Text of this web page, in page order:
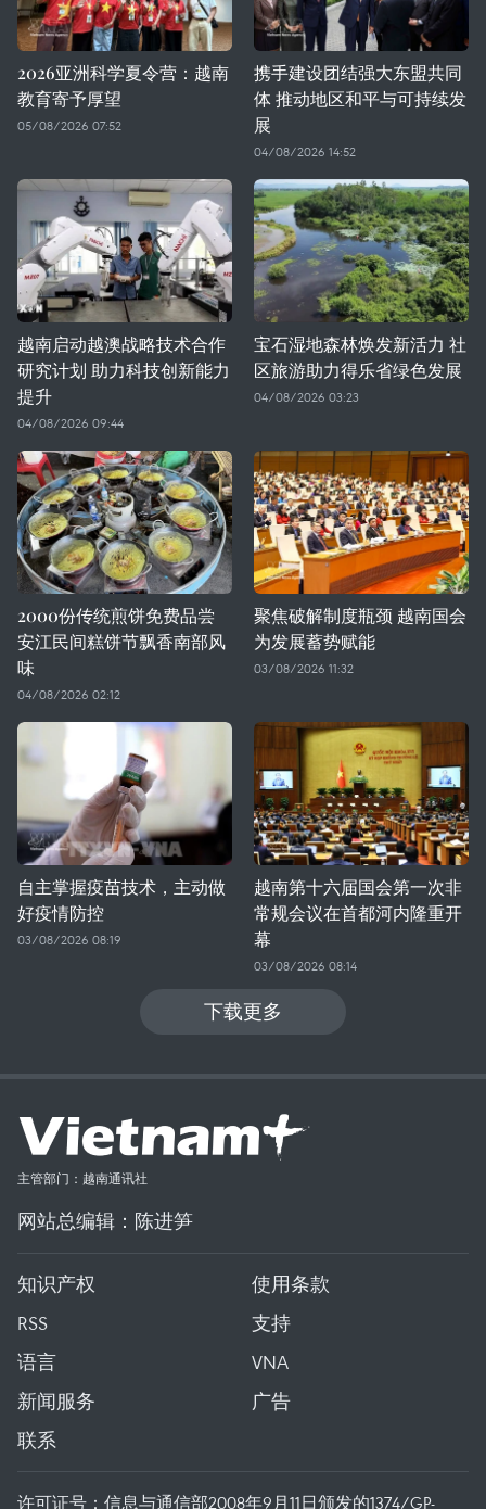
2026亚洲科学夏令营：越南
教育寄予厚望
05/08/2026 07:52
携手建设团结强大东盟共同
体 推动地区和平与可持续发
展
04/08/2026 14:52
越南启动越澳战略技术合作
研究计划 助力科技创新能力
提升
04/08/2026 09:44
宝石湿地森林焕发新活力 社
区旅游助力得乐省绿色发展
04/08/2026 03:23
2000份传统煎饼免费品尝
安江民间糕饼节飘香南部风
味
04/08/2026 02:12
聚焦破解制度瓶颈 越南国会
为发展蓄势赋能
03/08/2026 11:32
自主掌握疫苗技术，主动做
好疫情防控
03/08/2026 08:19
越南第十六届国会第一次非
常规会议在首都河内隆重开
幕
03/08/2026 08:14
下载更多
主管部门：越南通讯社
网站总编辑：陈进笋
知识产权
使用条款
RSS
支持
语言
VNA
新闻服务
广告
联系
许可证号：信息与通信部2008年9月11日颁发的1374/GP-